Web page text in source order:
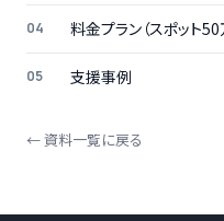
料金プラン（スポット
支援事例
← 資料一覧に戻る